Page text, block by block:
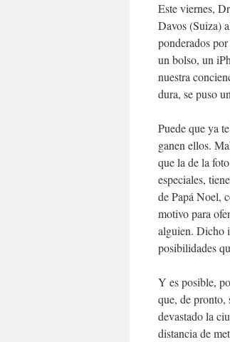
Este viernes,
Davos (Suiza)
ponderados
un bolso, un
nuestra
dura, se puso
Puede que ya
ganen ellos.
que la de la
especiales,
de Papá Noel,
motivo para
alguien. Dicho
posibilidades
Y es posible,
que, de pronto,
devastado la
distancia de